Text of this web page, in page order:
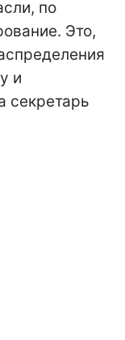
по
Это,
и
секретарь